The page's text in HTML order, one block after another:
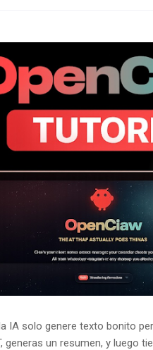
IA solo genere texto bonito
generas un resumen, y luego